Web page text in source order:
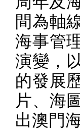
間為軸
海事管
演變，
的發展
片、海
出澳門